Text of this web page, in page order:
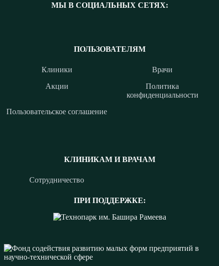
МЫ В СОЦИАЛЬНЫХ СЕТЯХ:
КЛИНИКАМ И ВРАЧАМ
Сотрудничество
ПРИ ПОДДЕРЖКЕ:
ПОЛЬЗОВАТЕЛЯМ
Клиники
Врачи
Акции
Политика
конфиденциальности
Пользовательское соглашение